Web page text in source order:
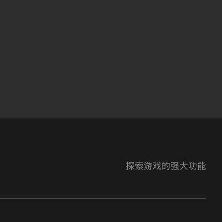
探索游戏的强大功能